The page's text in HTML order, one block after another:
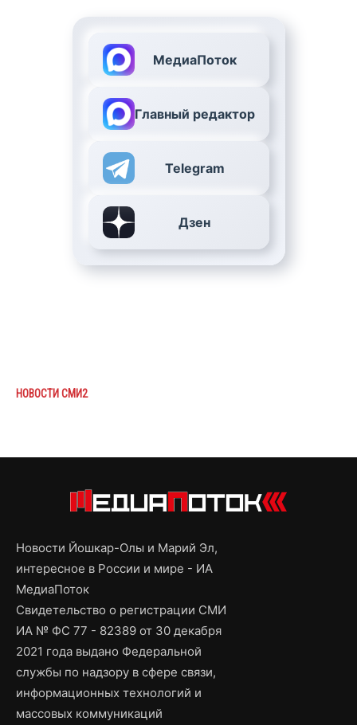
МедиаПоток
Главный редактор
Telegram
Дзен
НОВОСТИ СМИ2
Новости Йошкар-Олы и Марий Эл,
интересное в России и мире - ИА
МедиаПоток
Свидетельство о регистрации СМИ
ИА № ФС 77 - 82389 от 30 декабря
2021 года выдано Федеральной
службы по надзору в сфере связи,
информационных технологий и
массовых коммуникаций